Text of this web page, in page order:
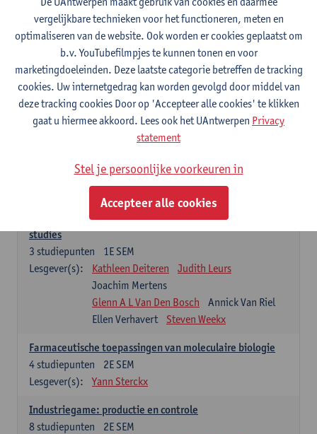
Chemische structuurbepaling van geneesmiddelen
1E SEM
3studiepunten
Lesgever(s):
Tess De Bruyne
Alexander van Nuijs
Emmy Tuenter
Farmacotherapie en farmaceutische zorg I
2E SEM
7studiepunten
Lesgever(s):
Guido De Meyer Hans De Loof
2E SEM
studiepunten
Filip Kiekens
Klinische biologie en opzetten en evalueren van klinische
studies
1E SEM
3 studiepunten
Lesgever(s):
Kathleen Deiteren
Judith Leurs
Joachim Mertens
Glenn A L Van Den Bosch
Annick Van Riel
Ellen Verhavert
Steven Weekx
Farmaceutische toepassingen van moleculaire biologie
2E SEM
4studiepunten
Lesgever(s):
Yann Sterckx
Industriegame: productie en controle
2E SEM
8studiepunten
vergelijkbare technieken voor het functioneren, meten en
optimaliseren van de website. Ook worden er cookies geplaatst om
b.v. YouTubefilmpjes te kunnen tonen en voor
marketingdoeleinden. Deze laatste categorie betreffen de tracking
cookies. Uw internetgedrag kan worden gevolgd door middel van
deze tracking cookies Door op 'Accepteer alle cookies' te klikken
gaat u hiermee akkoord. Lees ook het UAntwerpen Privacy
statement
Stel je persoonlijke voorkeuren in
Accepteer alle cookies